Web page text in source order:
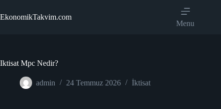
to
content
EkonomikTakvim.com
Menu
Iktisat Mpc Nedir?
admin 24 Temmuz 2026 İktisat